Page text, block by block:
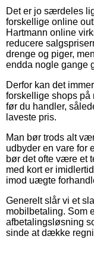
Det er jo særdeles
forskellige online
Hartmann online
reducere
drenge og piger,
endda nogle gange
Derfor kan det
forskellige shops på
før du handler,
laveste pris.
Man bør trods alt
udbyder en vare for
bør det ofte være et
med kort er
imod uægte
Generelt slår vi et
mobilbetaling. Som
afbetalingsløsning
sinde at dække